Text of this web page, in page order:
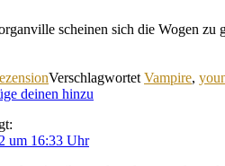
scheinen sich die Wogen zu
Verschlagwortet Vampire,
deinen hinzu
um 16:33 Uhr